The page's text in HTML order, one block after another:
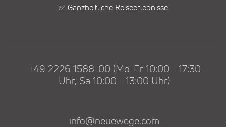
✅ Ganzheitliche Reiseerlebnisse
+49 2226 1588-00 (Mo-Fr 10:00 - 17:30
Uhr, Sa 10:00 - 13:00 Uhr)
info@neuewege.com